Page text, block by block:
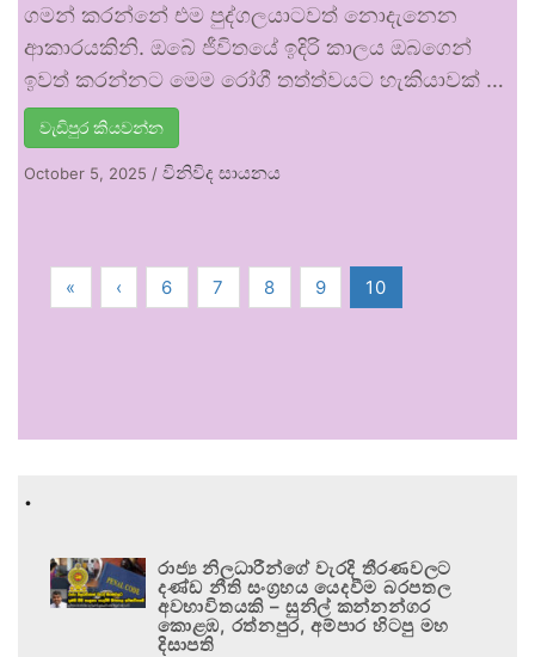
ගමන් කරන්නේ එම පුද්ගලයාටවත් නොදැනෙන
ආකාරයකිනි. ඔබේ ජීවිතයේ ඉදිරි කාලය ඔබගෙන්
ඉවත් කරන්නට මෙම රෝගී තත්ත්වයට හැකියාවක් …
වැඩිපුර කියවන්න
October 5, 2025 / විනිවිද සායනය
« ‹ 6 7 8 9 10
.
රාජ්‍ය නිලධාරීන්ගේ වැරදි තීරණවලට
දණ්ඩ නීති සංග්‍රහය යෙදවීම බරපතල
අවභාවිතයකි – සුනිල් කන්නන්ගර
කොළඹ, රත්නපුර, අම්පාර හිටපු මහ
දිසාපති